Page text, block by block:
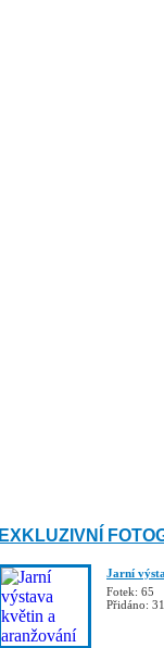
EXKLUZIVNÍ
Jarní
Fotek: 65
Přidáno: